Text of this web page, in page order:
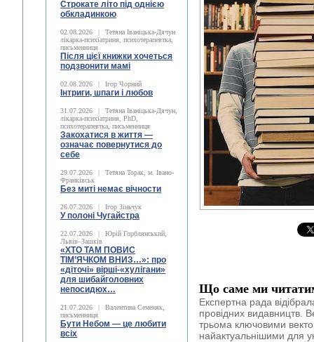
Строкате літо під однією
обкладинкою
02.08.2026 |
Тетяна Іваніцька-Дячун
лікарка-психіатриня, психотерапевтка,
письменниця
Після цієї книжки хочеться
подзвонити мамі
02.08.2026 | Ігор Чорний
Інтриги, шпаги і любов
31.07.2026 |
Тетяна Іваніцька-Дячун,
лікарка-психіатриня, PhD,
психотерапевтка, письменниця
Закохатися в життя —
означає повернутися до
себе
29.07.2026 |
Тетяна Торак, м. Івано-
Франківськ
Без миті немає вічности
26.07.2026 | Ігор Зіньчук
У полоні Чугайстра
22.07.2026 |
Юрій Горблянський,
Львів–Зашків
«ХТО ТАМ ПОВИС
ТІМ’ЯЧКОМ ВНИЗ…»: про
«діточі» вірші-«хулігани»
для шибайголовних
непосидюх…
21.07.2026 |
Валентина Семеняк,
письменниця
Бути Небом ― це любити
всіх
Що саме ми
Експертна рада
провідних видавництв.
трьома ключовими
найактуальнішими для